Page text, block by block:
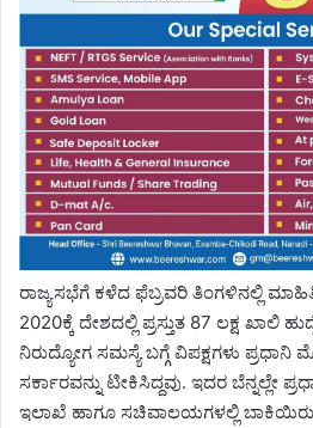
ರಾಜ್ಯಸಭೆಗೆ ಕಳೆದ ಫೆಬ್ರವರಿ ತಿಂಗಳಿನಲ್ಲಿ
2020ಕ್ಕೆ ದೇಶದಲ್ಲಿ ಪ್ರಸ್ತುತ 87 ಲಕ್ಷ ಖಾಲಿ
ನಿರುದ್ಯೋಗ ಸಮಸ್ಯೆ ಬಗ್ಗೆ ವಿಪಕ್ಷಗಳು ಪ್ರಧಾನಿ
ಸರ್ಕಾರವನ್ನು ಟೀಕಿಸಿದ್ದವು. ಇದರ ಬೆನ್ನಲ್ಲೇ
ಇಲಾಖೆ ಹಾಗೂ ಸಚಿವಾಲಯಗಳಲ್ಲಿ